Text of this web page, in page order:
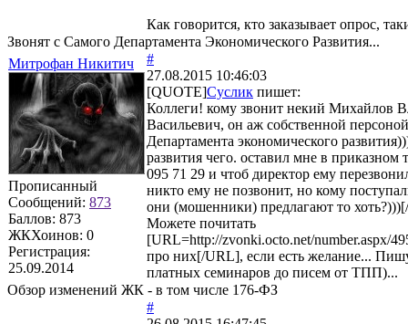
Как говорится, кто заказывает опрос,
Звонят с Самого Департамента Экономического Развития...
Митрофан Никитич
Прописанный
Сообщений: 873
Баллов: 873
ЖКХоинов: 0
Регистрация:
25.09.2014
#
27.08.2015 10:46:03
[QUOTE]Суслик пишет:
Коллеги! кому звонит некий Михайлов
Васильевич, он аж собственной
Департамента экономического
развития чего. оставил мне в приказном
095 71 29 и чтоб директор ему
никто ему не позвонит, но кому
они (мошенники) предлагают то
Можете почитать
[URL=http://zvonki.octo.net/number.aspx/
про них[/URL], если есть желание...
платных семинаров до писем от ТПП)...
Обзор изменений ЖК - в том числе 176-ФЗ
#